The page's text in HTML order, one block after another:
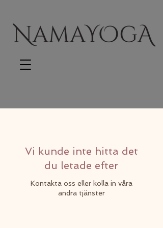
Vi kunde inte hitta det
du letade efter
Kontakta oss eller kolla in våra
andra tjänster